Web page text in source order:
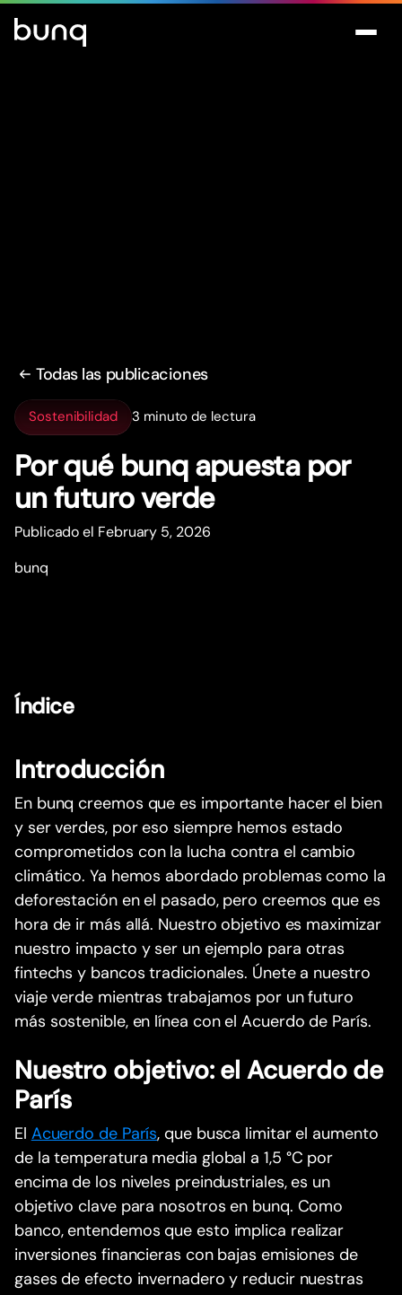
Todas las publicaciones
Sostenibilidad 3 minuto de lectura
Por qué bunq apuesta por
un futuro verde
Publicado el February 5, 2026
bunq
Índice
Introducción
En bunq creemos que es importante hacer el bien
y ser verdes, por eso siempre hemos estado
comprometidos con la lucha contra el cambio
climático. Ya hemos abordado problemas como la
deforestación en el pasado, pero creemos que es
hora de ir más allá. Nuestro objetivo es maximizar
nuestro impacto y ser un ejemplo para otras
fintechs y bancos tradicionales. Únete a nuestro
viaje verde mientras trabajamos por un futuro
más sostenible, en línea con el Acuerdo de París.
Nuestro objetivo: el Acuerdo de
París
El Acuerdo de París, que busca limitar el aumento
de la temperatura media global a 1,5 °C por
encima de los niveles preindustriales, es un
objetivo clave para nosotros en bunq. Como
banco, entendemos que esto implica realizar
inversiones financieras con bajas emisiones de
gases de efecto invernadero y reducir nuestras